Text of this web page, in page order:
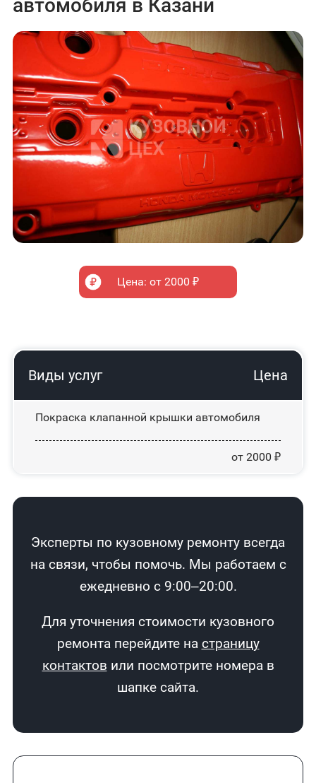
автомобиля в Казани
Цена: от 2000 ₽
Виды услуг Цена
Покраска клапанной крышки автомобиля
от 2000 ₽
Эксперты по кузовному ремонту всегда
на связи, чтобы помочь. Мы работаем с
ежедневно с 9:00–20:00.
Для уточнения стоимости кузовного
ремонта перейдите на страницу
контактов или посмотрите номера в
шапке сайта.